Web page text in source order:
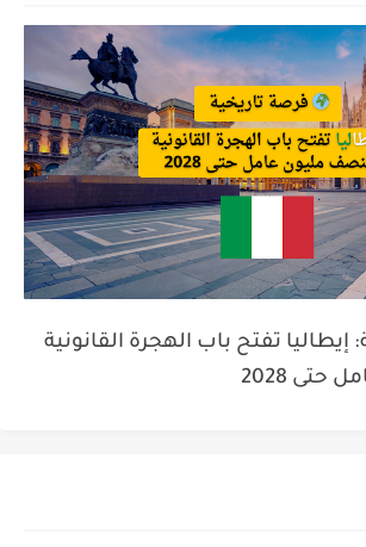
إيطاليا تفتح باب الهجرة القانونية
2028